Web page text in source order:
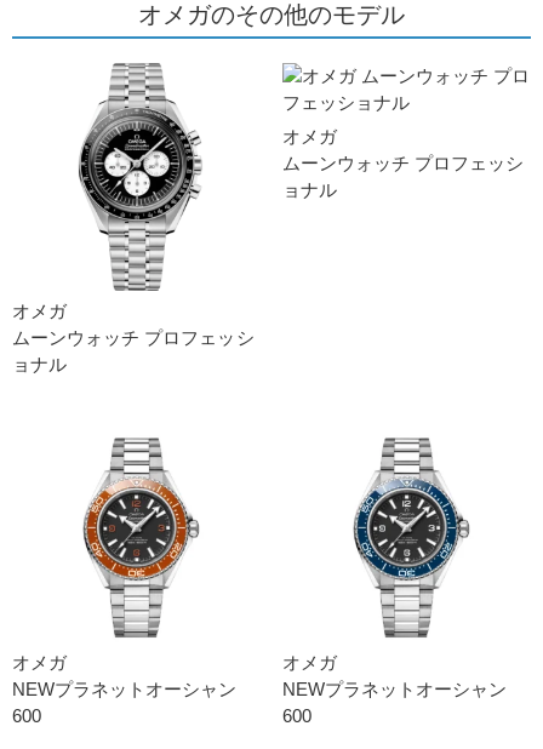
オメガのその他のモデル
オメガ
ムーンウォッチ プロフェッシ
ョナ ル
オメガ
ムーンウォッチ プロフェッシ
ョナ ル
オメガ
NEWプラネットオーシャン
600
オメガ
NEWプラネットオーシャン
600